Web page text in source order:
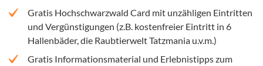
Gratis Hochschwarzwald Card mit unzähligen Eintritten
und Vergünstigungen (z.B. kostenfreier Eintritt in 6
Hallenbäder, die Raubtierwelt Tatzmania u.v.m.)
Gratis Informationsmaterial und Erlebnistipps zum